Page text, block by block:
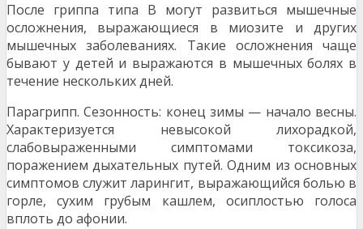
После гриппа типа В могут развиться мышечные
ослож­нения, выражающиеся в миозите и других
мышечных забо­леваниях. Такие осложнения чаще
бывают у детей и выра­жаются в мышечных болях в
течение нескольких дней.
Парагрипп. Сезонность: конец зимы — начало весны.
Характеризуется невысокой лихорадкой,
слабовыраженными симптомами токсикоза,
поражением дыхательных путей. Одним из основных
симптомов служит ларингит, выражающийся болью в
горле, сухим грубым кашлем, осиплостью голоса
вплоть до афонии.